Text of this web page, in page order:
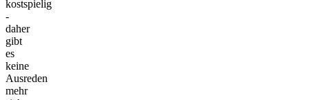
kostspielig
-
daher
gibt
es
keine
Ausreden
mehr